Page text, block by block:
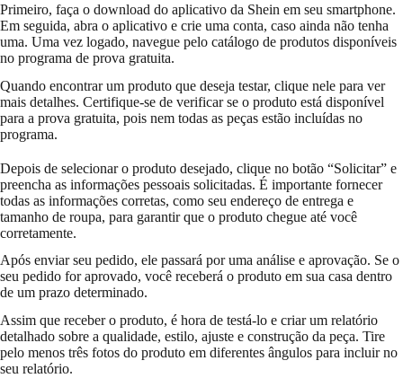
Primeiro, faça o download do aplicativo da Shein em seu smartphone.
Em seguida, abra o aplicativo e crie uma conta, caso ainda não tenha
uma. Uma vez logado, navegue pelo catálogo de produtos disponíveis
no programa de prova gratuita.
Quando encontrar um produto que deseja testar, clique nele para ver
mais detalhes. Certifique-se de verificar se o produto está disponível
para a prova gratuita, pois nem todas as peças estão incluídas no
programa.
Depois de selecionar o produto desejado, clique no botão “Solicitar” e
preencha as informações pessoais solicitadas. É importante fornecer
todas as informações corretas, como seu endereço de entrega e
tamanho de roupa, para garantir que o produto chegue até você
corretamente.
Após enviar seu pedido, ele passará por uma análise e aprovação. Se o
seu pedido for aprovado, você receberá o produto em sua casa dentro
de um prazo determinado.
Assim que receber o produto, é hora de testá-lo e criar um relatório
detalhado sobre a qualidade, estilo, ajuste e construção da peça. Tire
pelo menos três fotos do produto em diferentes ângulos para incluir no
seu relatório.